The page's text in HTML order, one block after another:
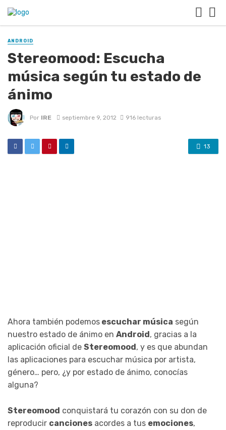
ANDROID
Stereomood: Escucha
música según tu estado de
ánimo
Por IRE septiembre 9, 2012 916 lecturas
13
Ahora también podemos escuchar música según
nuestro estado de ánimo en Android, gracias a la
aplicación oficial de Stereomood, y es que abundan
las aplicaciones para escuchar música por artista,
género… pero, ¿y por estado de ánimo, conocías
alguna?
Stereomood conquistará tu corazón con su don de
reproducir canciones acordes a tus emociones,